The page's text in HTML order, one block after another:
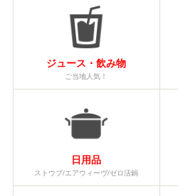
ジュース・飲み物
ご当地人気！
日用品
ストウブ/エアウィーヴ/ゼロ活鍋